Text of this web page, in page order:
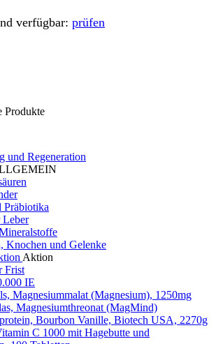
verfügbar: prüfen
Produkte
und Regeneration
Präbiotika
Leber
Knochen und Gelenke
Aktion
Frist
IE
Magnesiummalat (Magnesium), 1250mg
Magnesiumthreonat (MagMind)
Bourbon Vanille, Biotech USA, 2270g
C 1000 mit Hagebutte und